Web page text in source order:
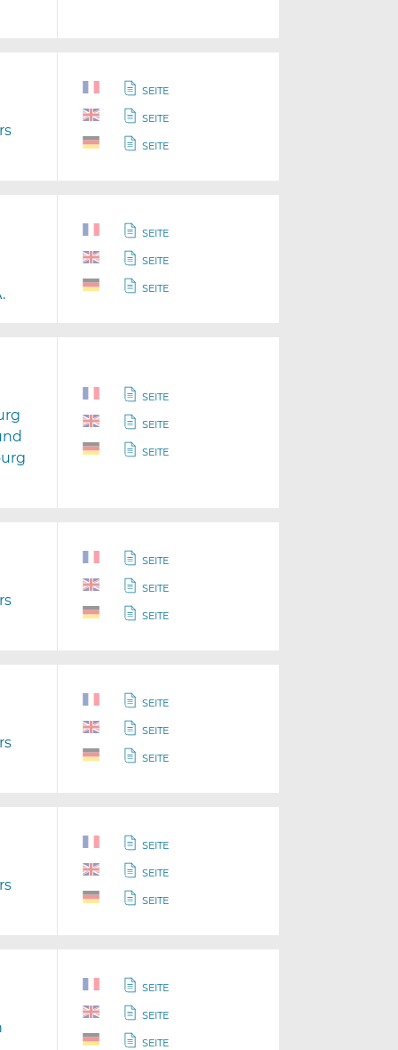
SEITE
SEITE
SEITE
SEITE
SEITE
SEITE
SEITE
SEITE
SEITE
SEITE
SEITE
SEITE
SEITE
SEITE
SEITE
SEITE
SEITE
SEITE
SEITE
SEITE
SEITE